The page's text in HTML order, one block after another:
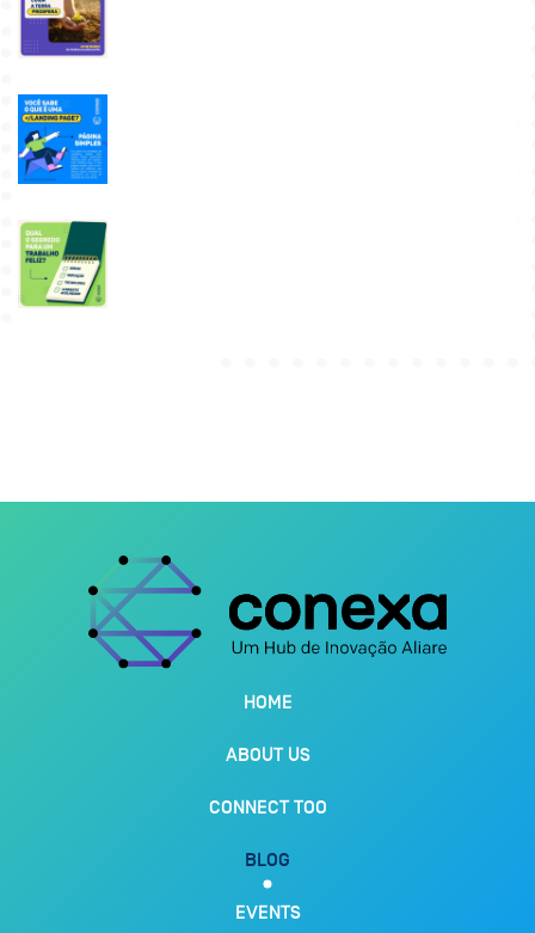
HOME
ABOUT US
CONNECT TOO
BLOG
EVENTS